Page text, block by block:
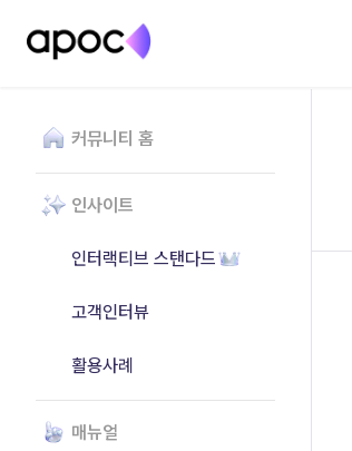
커뮤니티 홈
인사이트
인터랙티브 스탠다드
고객인터뷰
활용사례
매뉴얼